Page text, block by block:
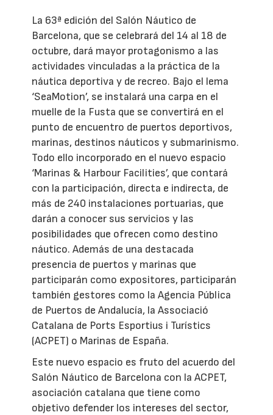
La 63ª edición del Salón Náutico de
Barcelona, que se celebrará del 14 al 18 de
octubre, dará mayor protagonismo a las
actividades vinculadas a la práctica de la
náutica deportiva y de recreo. Bajo el lema
‘SeaMotion’, se instalará una carpa en el
muelle de la Fusta que se convertirá en el
punto de encuentro de puertos deportivos,
marinas, destinos náuticos y submarinismo.
Todo ello incorporado en el nuevo espacio
‘Marinas & Harbour Facilities’, que contará
con la participación, directa e indirecta, de
más de 240 instalaciones portuarias, que
darán a conocer sus servicios y las
posibilidades que ofrecen como destino
náutico. Además de una destacada
presencia de puertos y marinas que
participarán como expositores, participarán
también gestores como la Agencia Pública
de Puertos de Andalucía, la Associació
Catalana de Ports Esportius i Turístics
(ACPET) o Marinas de España.
Este nuevo espacio es fruto del acuerdo del
Salón Náutico de Barcelona con la ACPET,
asociación catalana que tiene como
objetivo defender los intereses del sector,